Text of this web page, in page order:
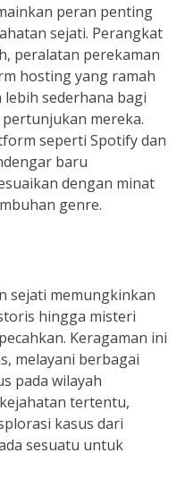
peran penting
sejati. Perangkat
peralatan perekaman
hosting yang ramah
sederhana bagi
mereka.
seperti Spotify dan
baru
dengan minat
genre.
sejati memungkinkan
hingga misteri
Keragaman ini
melayani berbagai
pada wilayah
tertentu,
kasus dari
sesuatu untuk